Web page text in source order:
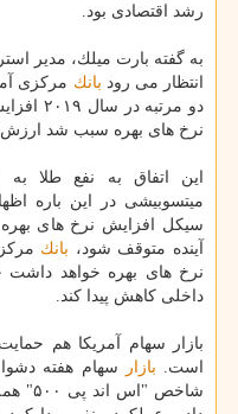
رشد اقتصادی بود.
به گفته بارت میلك، مدیر
انتظار می رود بانك مركزی
دو
نرخ های بهره سبب شد ارزش
این اتفاق به نفع طلا به
میتسوبیشی در این باره
سیكل افزایش نرخ های
آینده متوقف شود، بانك
نرخ های بهره خواهد داشت
داخلی كاهش پیدا كند.
بازار سهام آمریكا هم
است. بازار
سهام هفته
شاخص